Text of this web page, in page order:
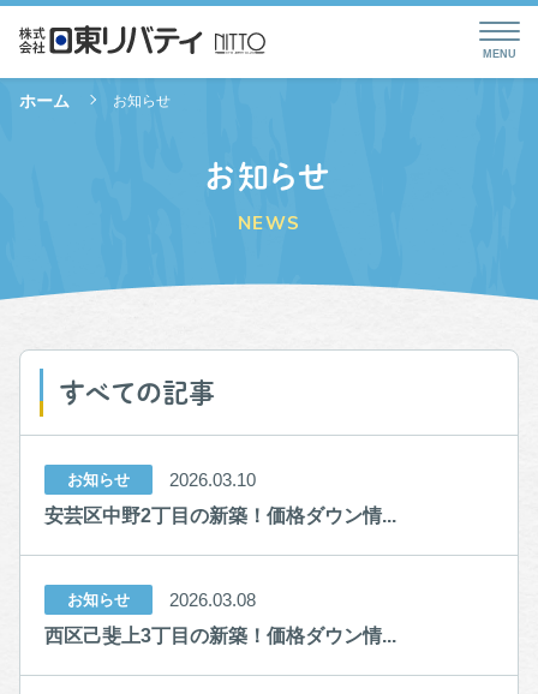
ホーム お知らせ
お知らせ
NEWS
すべての記事
お知らせ
2026.03.10
安芸区中野2丁目の新築！価格ダウン情...
お知らせ
2026.03.08
西区己斐上3丁目の新築！価格ダウン情...